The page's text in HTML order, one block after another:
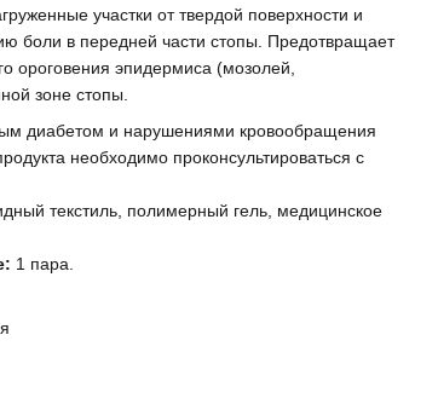
участки от твердой поверхности и
боли в передней части стопы. Предотвращает
ороговения эпидермиса (мозолей,
зоне стопы.
диабетом и нарушениями кровообращения
необходимо проконсультироваться с
текстиль, полимерный гель, медицинское
1 пара.